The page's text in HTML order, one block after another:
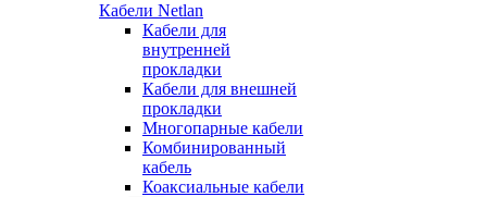
Кабели Netlan
Кабели для
внутренней
прокладки
Кабели для внешней
прокладки
Многопарные кабели
Комбинированный
кабель
Коаксиальные кабели